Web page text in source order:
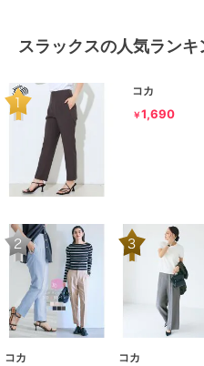
スラックスの人気ランキ
コカ
￥1,690
コカ コカ